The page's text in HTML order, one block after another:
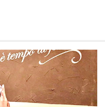
化のつくり方』の著書・唐澤
ないカルチャー」と定...